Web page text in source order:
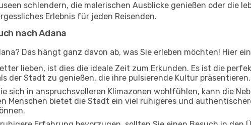
schlendern, die malerischen Ausblicke genießen oder die
Erlebnis für jeden Reisenden.
nach Adana
Das hängt ganz davon ab, was Sie erleben möchten! Hier
lieben, ist dies die ideale Zeit zum Erkunden. Es ist die
der Stadt zu genießen, die ihre pulsierende Kultur präsentieren.
sich in anspruchsvolleren Klimazonen wohlfühlen, kann die
Menschen bietet die Stadt ein viel ruhigeres und